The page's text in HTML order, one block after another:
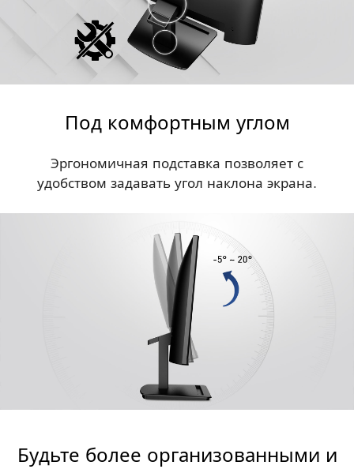
Под комфортным углом
Эргономичная подставка позволяет с
удобством задавать угол наклона экрана.
Будьте более организованными и